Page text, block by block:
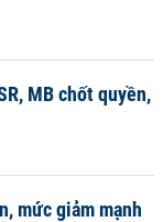
MB chốt quyền,
mức giảm mạnh